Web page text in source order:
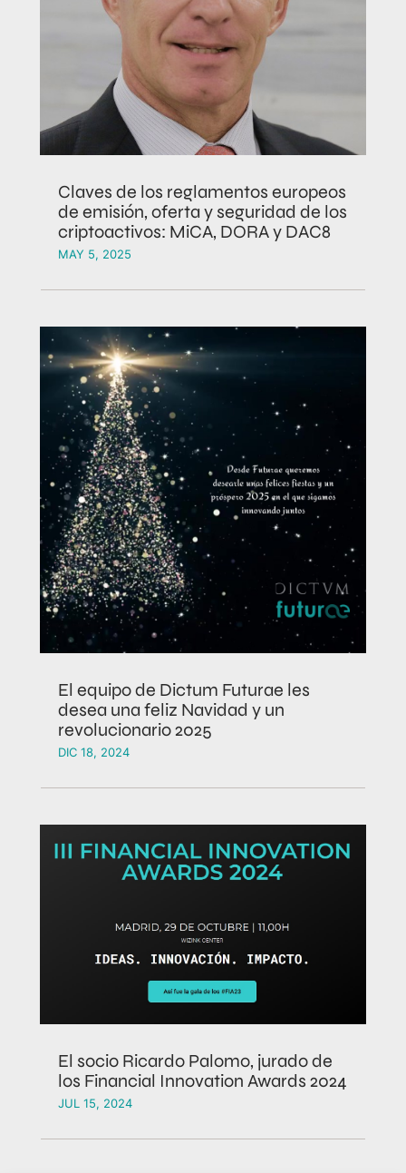
Claves de los reglamentos europeos
de emisión, oferta y seguridad de los
criptoactivos: MiCA, DORA y DAC8
MAY 5, 2025
El equipo de Dictum Futurae les
desea una feliz Navidad y un
revolucionario 2025
DIC 18, 2024
El socio Ricardo Palomo, jurado de
los Financial Innovation Awards 2024
JUL 15, 2024